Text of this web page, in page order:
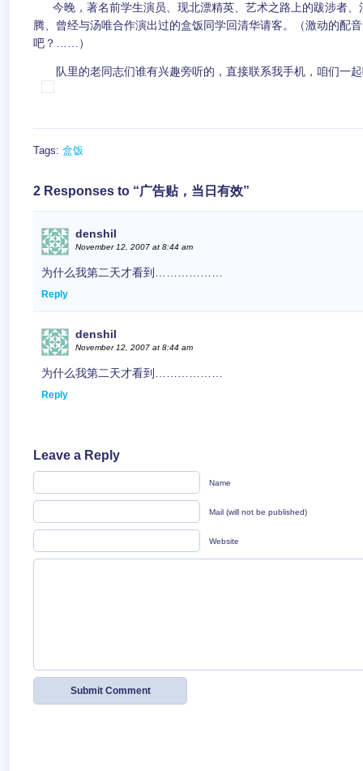
今晚，著名前学生演员、现北漂精英、艺术之路上的跋涉者、
腾、曾经与汤唯合作演出过的盒饭同学回清华请客。（激动的配
吧？……）
队里的老同志们谁有兴趣旁听的，直接联系我手机，咱们一起
Tags: 盒饭
2 Responses to “广告贴，当日有效”
denshil
November 12, 2007 at 8:44 am
为什么我第二天才看到………………
Reply
denshil
November 12, 2007 at 8:44 am
为什么我第二天才看到………………
Reply
Leave a Reply
Name
Mail (will not be published)
Website